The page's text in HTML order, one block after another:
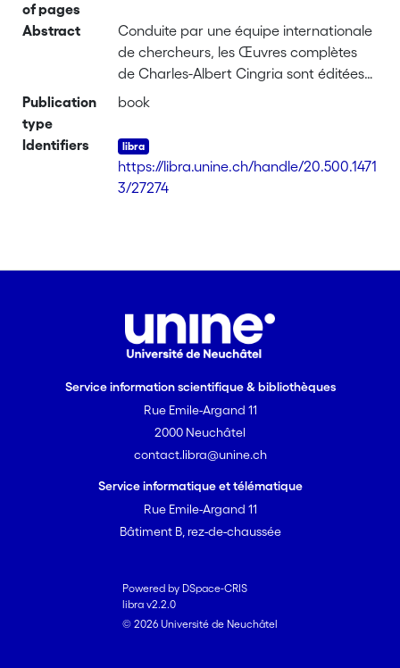
of pages
Abstract
Conduite par une équipe internationale
de chercheurs, les Œuvres complètes
de Charles-Albert Cingria sont éditées
depuis 2011 dans notre collection «
les textes publiés par l'auteur de son
vivant ainsi qu'un nombre considérable
d'inédits. Ce volume réunit les critiques
Arts, ainsi que des considérations
Publication
type
book
Identifiers
https://libra.unine.ch/handle/20.500.1471
3/27274
Service information scientifique & bibliothèques
Rue Emile-Argand 11
2000 Neuchâtel
contact.libra@unine.ch
Service informatique et télématique
Rue Emile-Argand 11
Bâtiment B, rez-de-chaussée
Powered by DSpace-CRIS
libra v2.2.0
© 2026 Université de Neuchâtel